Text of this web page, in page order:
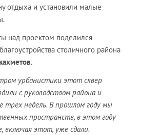
отдыха и установили малые
над проектом поделился
столичного района
урбанистики этот сквер
с руководством района и
трех недель. В прошлом году мы
пространств, в этом году
включая этот, уже сдали.